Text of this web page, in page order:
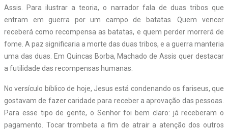
Assis. Para ilustrar a teoria, o narrador fala de duas tribos que
entram em guerra por um campo de batatas. Quem vencer
receberá como recompensa as batatas, e quem perder morrerá de
fome. A paz significaria a morte das duas tribos, e a guerra manteria
uma das duas. Em Quincas Borba, Machado de Assis quer destacar
a futilidade das recompensas humanas.
No versículo bíblico de hoje, Jesus está condenando os fariseus, que
gostavam de fazer caridade para receber a aprovação das pessoas.
Para esse tipo de gente, o Senhor foi bem claro: já receberam o
pagamento. Tocar trombeta a fim de atrair a atenção dos outros